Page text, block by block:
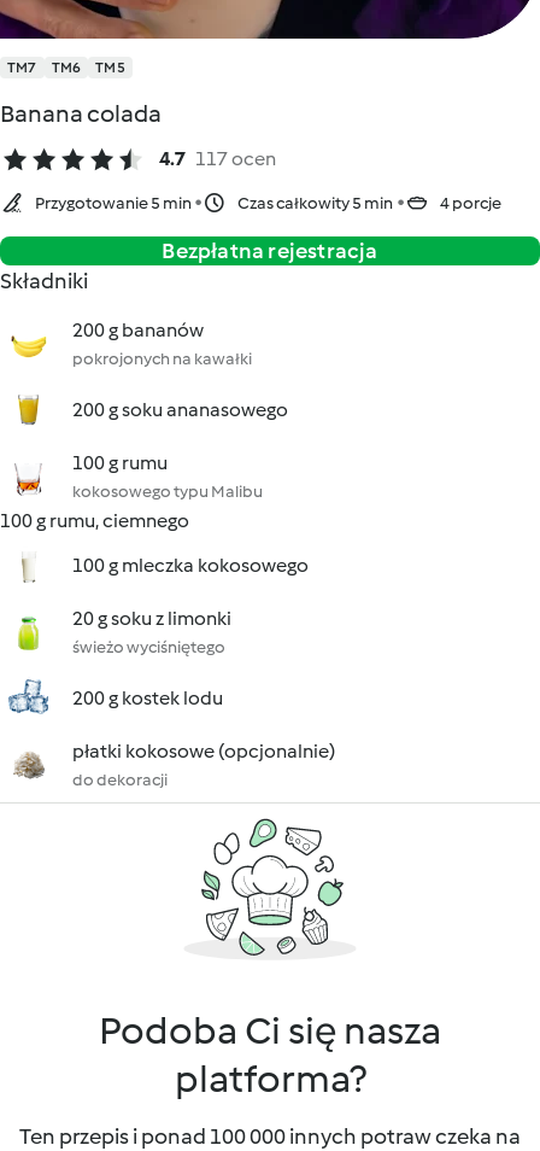
TM7 TM6 TM5
Banana colada
4.7 117 ocen
Przygotowanie 5 min Czas całkowity 5 min 4 porcje
Bezpłatna rejestracja
Składniki
200 g bananów
pokrojonych na kawałki
200 g soku ananasowego
100 g rumu
kokosowego typu Malibu
100 g rumu, ciemnego
100 g mleczka kokosowego
20 g soku z limonki
świeżo wyciśniętego
200 g kostek lodu
płatki kokosowe (opcjonalnie)
do dekoracji
Podoba Ci się nasza
platforma?
Ten przepis i ponad 100 000 innych potraw czeka na